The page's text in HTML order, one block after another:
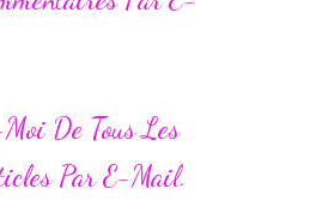
De Tous Les
Par E-Mail.